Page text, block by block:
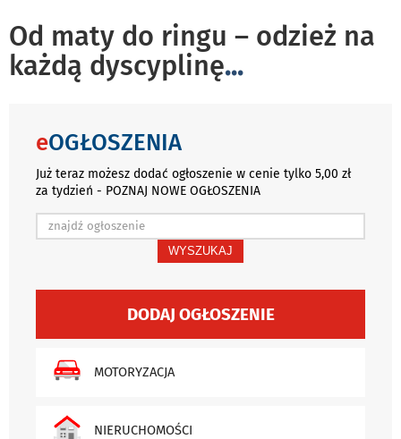
Od maty do ringu – odzież na
każdą dyscyplinę...
eOGŁOSZENIA
Już teraz możesz dodać ogłoszenie w cenie tylko 5,00 zł
za tydzień - POZNAJ NOWE OGŁOSZENIA
WYSZUKAJ
DODAJ OGŁOSZENIE
MOTORYZACJA
NIERUCHOMOŚCI